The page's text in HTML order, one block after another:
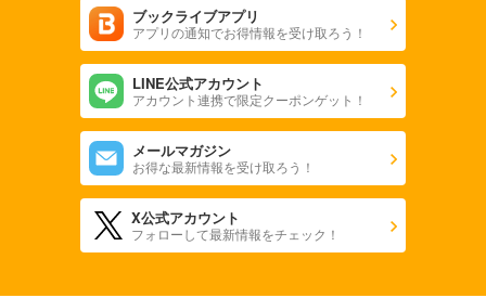
ブックライブアプリ
アプリの通知でお得情報を受け取ろう！
LINE公式アカウント
アカウント連携で限定クーポンゲット！
メールマガジン
お得な最新情報を受け取ろう！
X公式アカウント
フォローして最新情報をチェック！